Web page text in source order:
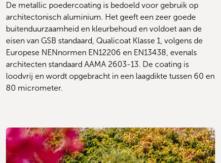
De metallic poedercoating is bedoeld voor gebruik op
architectonisch aluminium. Het geeft een zeer goede
buitenduurzaamheid en kleurbehoud en voldoet aan de
eisen van GSB standaard, Qualicoat Klasse 1, volgens de
Europese NENnormen EN12206 en EN13438, evenals
architecten standaard AAMA 2603-13. De coating is
loodvrij en wordt opgebracht in een laagdikte tussen 60 en
80 micrometer.